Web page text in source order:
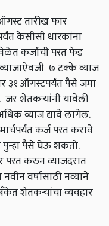
तारीख फार
केसीसी धारकांना
कर्जाची परत फेड
७ टक्के व्याज
३१ ऑगस्टपर्यंत पैसे जमा
शेतकऱ्यांनी यावेली
व्याज द्यावे लागेल.
कर्ज परत करावे
पुन्हा पैसे घेऊ शकतो.
करुन व्याजदरात
वर्षासाठी नव्याने
शेतकऱ्यांचा व्यवहार